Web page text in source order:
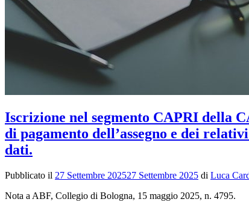
Iscrizione nel segmento CAPRI della
di pagamento dell’assegno e dei
dati.
Pubblicato il 27 Settembre 202527 Settembre 2025 di Luca
Nota a ABF, Collegio di Bologna, 15 maggio 2025, n. 4795.